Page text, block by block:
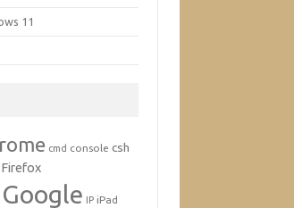
11
cmd console csh
Firefox
Google IP iPad